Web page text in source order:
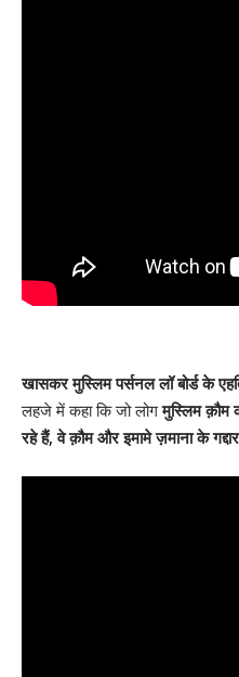
खासकर मुस्लिम पर्सनल लॉ बोर्ड के
लहजे में कहा कि जो लोगमुस्लिम क़ौम
रहे हैं, वे क़ौम और इमामे ज़माना के